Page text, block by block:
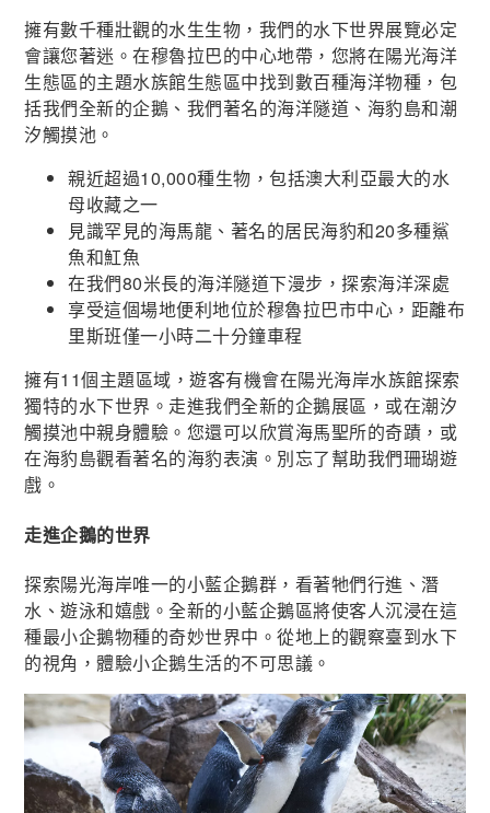
擁有數千種壯觀的水生生物，我們的水下世界展覽必定
會讓您著迷。在穆魯拉巴的中心地帶，您將在陽光海洋
生態區的主題水族館生態區中找到數百種海洋物種，包
括我們全新的企鵝、我們著名的海洋隧道、海豹島和潮
汐觸摸池。
親近超過10,000種生物，包括澳大利亞最大的水
母收藏之一
見識罕見的海馬龍、著名的居民海豹和20多種鯊
魚和魟魚
在我們80米長的海洋隧道下漫步，探索海洋深處
享受這個場地便利地位於穆魯拉巴市中心，距離布
里斯班僅一小時二十分鐘車程
擁有11個主題區域，遊客有機會在陽光海岸水族館探索
獨特的水下世界。走進我們全新的企鵝展區，或在潮汐
觸摸池中親身體驗。您還可以欣賞海馬聖所的奇蹟，或
在海豹島觀看著名的海豹表演。別忘了幫助我們珊瑚遊
戲。
走進企鵝的世界
探索陽光海岸唯一的小藍企鵝群，看著牠們行進、潛
水、遊泳和嬉戲。全新的小藍企鵝區將使客人沉浸在這
種最小企鵝物種的奇妙世界中。從地上的觀察臺到水下
的視角，體驗小企鵝生活的不可思議。